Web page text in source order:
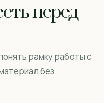
перед
рамку работы с
без